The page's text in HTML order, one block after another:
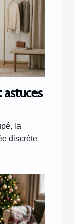
astuces
la
discrète